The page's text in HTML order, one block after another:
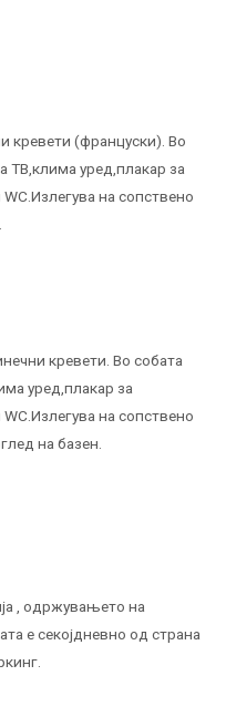
кревети (француски). Во
уред,плакар за
на сопствено
кревети. Во собата
уред,плакар за
на сопствено
на базен.
, одржувањето на
е секојдневно од страна